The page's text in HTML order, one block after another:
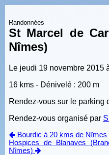
Randonnées
St Marcel de
Nîmes)
Le jeudi 19 novembre 2015
16 kms - Dénivelé : 200 m
Rendez-vous sur le parking
Rendez-vous organisé par
Bourdic à 20 kms de Nîmes
Hospices de Blanaves
Nîmes)